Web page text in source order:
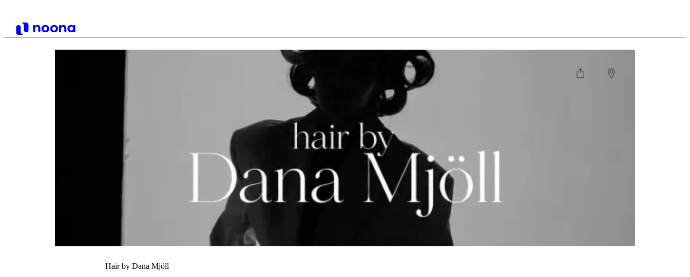
Hair by Dana Mjöll